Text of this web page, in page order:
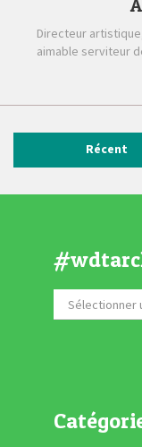
Directeur
aimable serviteur
Récent